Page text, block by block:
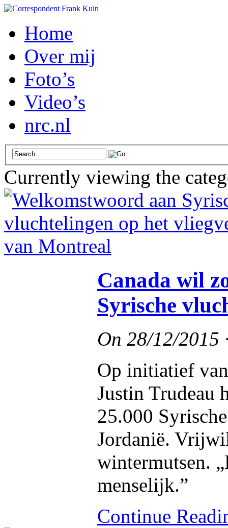
Home
Over mij
Foto’s
Video’s
nrc.nl
Currently viewing the
Canada wil
Syrische
On 28/12/2015
Op initiatief
Justin Trudeau
25.000
Jordanië.
wintermutsen.
menselijk.”
Continue